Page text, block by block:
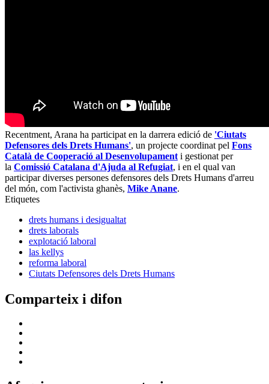
Recentment, Arana ha participat en la darrera edició de 'Ciutats
Defensores dels Drets Humans', un projecte coordinat pel Fons
Català de Cooperació al Desenvolupament i gestionat per
la Comissió Catalana d'Ajuda al Refugiat, i en el qual van
participar diverses persones defensores dels Drets Humans d'arreu
del món, com l'activista ghanès, Mike Anane.
Etiquetes
drets humans i desigualtat
drets laborals
explotació laboral
las kellys
reforma laboral
Ciutats Defensores dels Drets Humans
Comparteix i difon